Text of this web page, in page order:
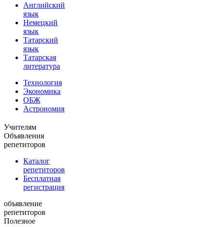
Английский
язык
Немецкий
язык
Татарский
язык
Татарская
литература
Технология
Экономика
ОБЖ
Астрономия
Учителям
Объявления
репетиторов
Каталог
репетиторов
Бесплатная
регистрация
объявление
репетиторов
Полезное